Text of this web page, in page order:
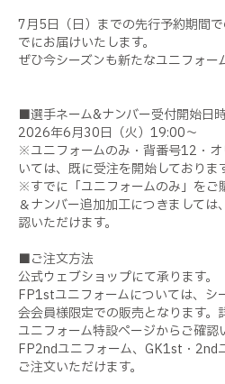
7月5日（日）までの先行予約期間
でにお届けいたします。
ぜひ今シーズンも新たなユニフォー
■選手ネーム&ナンバー受付開始日
2026年6月30日（火）19:00～
※ユニフォームのみ・背番号12・
いては、既に受注を開始しておりま
※すでに「ユニフォームのみ」をご
＆ナンバー追加加工につきまして
認いただけます。
■ご注文方法
公式ウェブショップにて承ります。
FP1stユニフォームについては、シ
会会員様限定での販売となります。
ユニフォーム特設ページからご確認
FP2ndユニフォーム、GK1st・2nd
ご注文いただけます。